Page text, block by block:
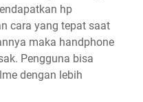
hp
cara yang tepat saat
maka handphone
Pengguna bisa
dengan lebih